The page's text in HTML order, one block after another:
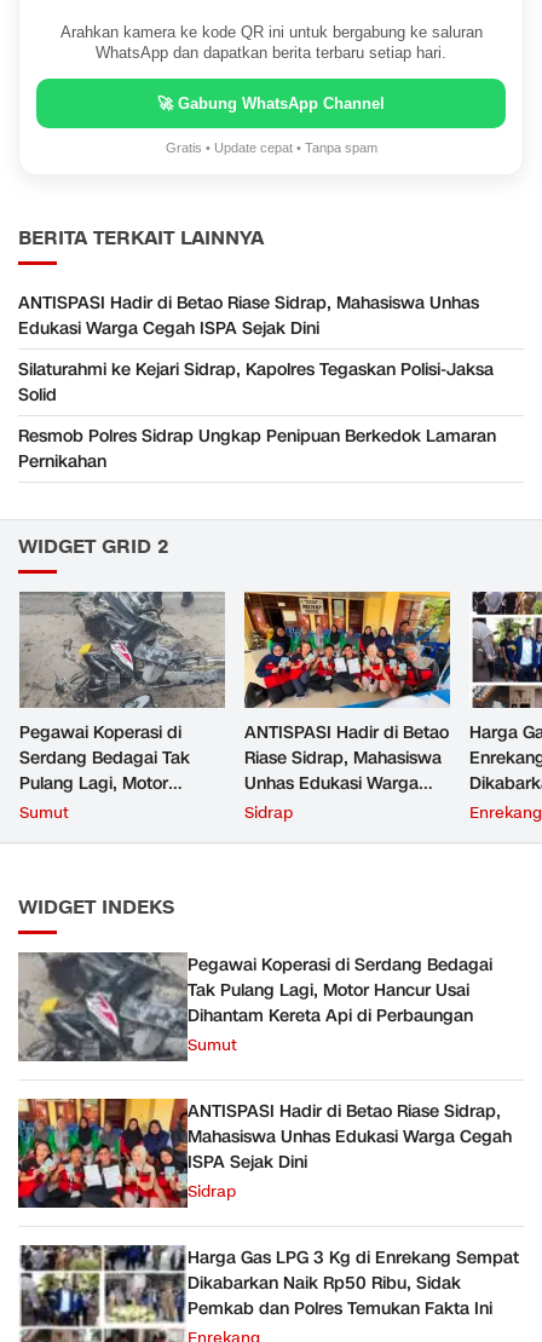
Arahkan kamera ke kode QR ini untuk bergabung ke saluran
WhatsApp dan dapatkan berita terbaru setiap hari.
🚀 Gabung WhatsApp Channel
Gratis • Update cepat • Tanpa spam
BERITA TERKAIT LAINNYA
ANTISPASI Hadir di Betao Riase Sidrap, Mahasiswa Unhas
Edukasi Warga Cegah ISPA Sejak Dini
Silaturahmi ke Kejari Sidrap, Kapolres Tegaskan Polisi-Jaksa
Solid
Resmob Polres Sidrap Ungkap Penipuan Berkedok Lamaran
Pernikahan
WIDGET GRID 2
Pegawai Koperasi di
Serdang Bedagai Tak
Pulang Lagi, Motor
Hancur Usai Dihantam
Sumut
ANTISPASI Hadir di Betao
Riase Sidrap, Mahasiswa
Unhas Edukasi Warga
Cegah ISPA Sejak Dini
Sidrap
Harga
Ribu,
Enrekang
WIDGET INDEKS
Pegawai Koperasi di Serdang Bedagai
Tak Pulang Lagi, Motor Hancur Usai
Dihantam Kereta Api di Perbaungan
Sumut
ANTISPASI Hadir di Betao Riase Sidrap,
Mahasiswa Unhas Edukasi Warga Cegah
ISPA Sejak Dini
Sidrap
Harga Gas LPG 3 Kg di Enrekang Sempat
Dikabarkan Naik Rp50 Ribu, Sidak
Pemkab dan Polres Temukan Fakta Ini